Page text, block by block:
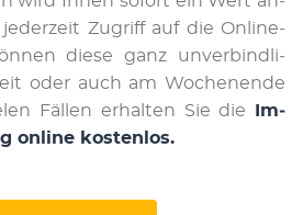
Zu­griff auf die On­li­ne­
die­se ganz un­ver­bind­li­
oder auch am Wochen­en­de
Fäl­len er­hal­ten Sie die
Im­
on­li­ne kos­ten­los.